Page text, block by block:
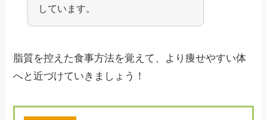
しています。
脂質を控えた食事方法を覚えて、より痩せやすい体
へと近づけていきましょう！